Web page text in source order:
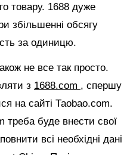
товару. 1688 дуже
збільшенні обсягу
за одиницю.
не все так просто.
з 1688.com , спершу
на сайті Таоbао.com.
треба буде внести свої
всі необхідні дані